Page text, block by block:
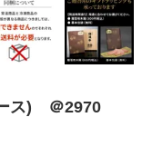
ース) ＠2970